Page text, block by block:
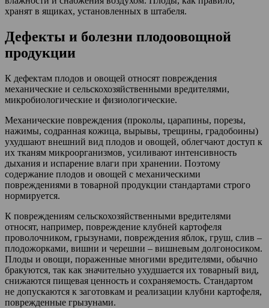
хранят в ящиках, установленных в штабеля.
Дефекты и болезни плодоовощной
продукции
К дефектам плодов и овощей относят повреждения
механические и сельскохозяйственными вредителями,
микробиологические и физиологические.
Механические повреждения (проколы, царапины, порезы,
нажимы, содранная кожица, вырывы, трещины, градобоины)
ухудшают внешний вид плодов и овощей, облегчают доступ к
их тканям микроорганизмов, усиливают интенсивность
дыхания и испарение влаги при хранении. Поэтому
содержание плодов и овощей с механическими
повреждениями в товарной продукции стандартами строго
нормируется.
К повреждениям сельскохозяйственными вредителями
относят, например, повреждение клубней картофеля
проволочником, грызунами, повреждения яблок, груш, слив –
плодожорками, вишни и черешни – вишневым долгоносиком.
Плоды и овощи, пораженные многими вредителями, обычно
бракуются, так как значительно ухудшается их товарный вид,
снижаются пищевая ценность и сохраняемость. Стандартом
не допускаются к заготовкам и реализации клубни картофеля,
поврежденные грызунами.